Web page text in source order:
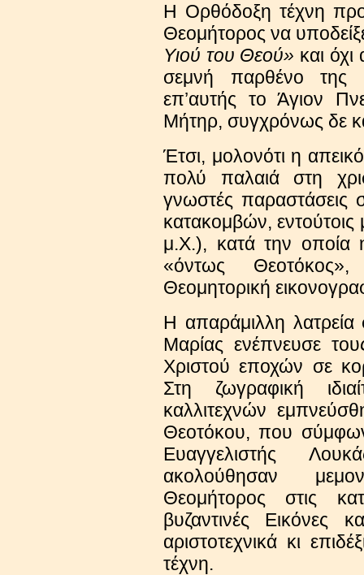
Η Ορθόδοξη τέχνη
Θεομήτορος να
Υιού του Θεού» και
σεμνή παρθένο της
επ’αυτής το Άγιον
Μήτηρ, συγχρόνως δε
Έτσι, μολονότι η
πολύ παλαιά στη
γνωστές παραστάσεις
κατακομβών,
μ.Χ.), κατά την οποία
«όντως
Θεομητορική
Η απαράμιλλη
Μαρίας ενέπνευσε
Χριστού εποχών σε
Στη ζωγραφική
καλλιτεχνών
Θεοτόκου, που
Ευαγγελιστής
ακολούθησαν
Θεομήτορος στις
βυζαντινές Εικόνες
αριστοτεχνικά κι
τέχνη.